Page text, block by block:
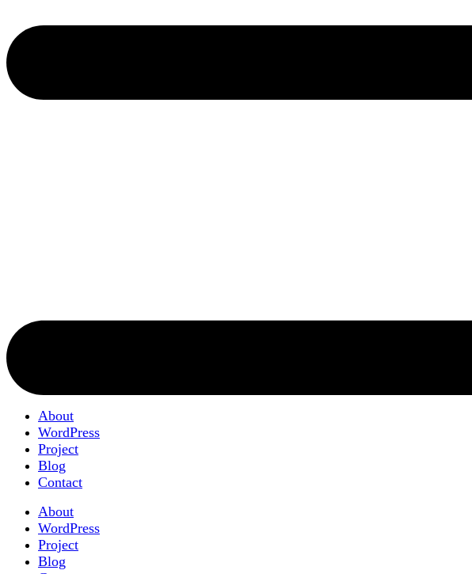
About
WordPress
Project
Blog
Contact
About
WordPress
Project
Blog